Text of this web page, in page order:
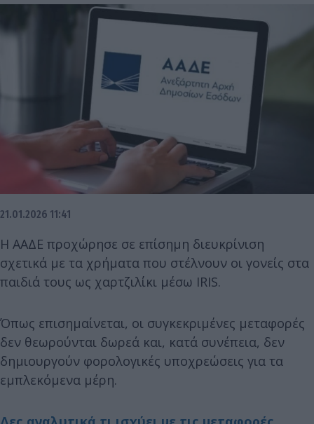
21.01.2026 11:41
Η ΑΑΔΕ προχώρησε σε επίσημη διευκρίνιση
σχετικά με τα χρήματα που στέλνουν οι γονείς στα
παιδιά τους ως χαρτζιλίκι μέσω IRIS.
Όπως επισημαίνεται, οι συγκεκριμένες μεταφορές
δεν θεωρούνται δωρεά και, κατά συνέπεια, δεν
δημιουργούν φορολογικές υποχρεώσεις για τα
εμπλεκόμενα μέρη.